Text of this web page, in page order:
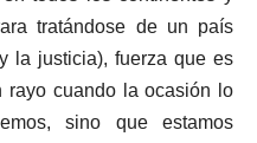
tratándose de un país
la justicia), fuerza que es
rayo cuando la ocasión lo
sino que estamos